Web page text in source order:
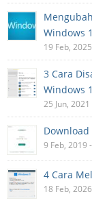
Windows
19 Feb,
3 Cara
Windows
25 Jun,
9 Feb, 2019
4 Cara
18 Feb,